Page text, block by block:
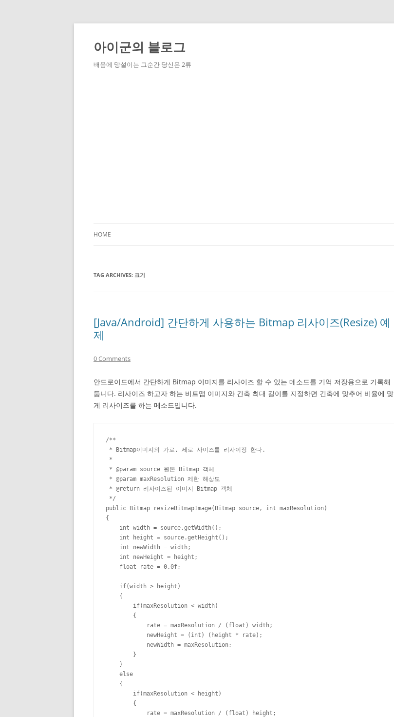
Skip
content
아이군의 블로그
배움에 망설이는 그순간 당신은 2류
HOME
TAG ARCHIVES: 크기
[Java/Android] 간단하게 사용하는 Bitmap 리사이즈(Resize) 예
제
0 Comments
안드로이드에서 간단하게 Bitmap 이미지를 리사이즈 할 수 있는 메소드를 기억 저장용으로 기록해
둡니다. 리사이즈 하고자 하는 비트맵 이미지와 긴축 최대 길이를 지정하면 긴축에 맞추어 비율에 맞
게 리사이즈를 하는 메소드입니다.
/**
* Bitmap이미지의 가로, 세로 사이즈를 리사이징 한다.
*
* @param source 원본 Bitmap 객체
* @param maxResolution 제한 해상도
* @return 리사이즈된 이미지 Bitmap 객체
*/
public Bitmap resizeBitmapImage(Bitmap source, int maxResolution)
{
    int width = source.getWidth();
    int height = source.getHeight();
    int newWidth = width;
    int newHeight = height;
    float rate = 0.0f;
    if(width > height)
    {
        if(maxResolution < width)
        {
            rate = maxResolution / (float) width;
            newHeight = (int) (height * rate);
            newWidth = maxResolution;
        }
    }
    else
    {
        if(maxResolution < height)
        {
            rate = maxResolution / (float) height;